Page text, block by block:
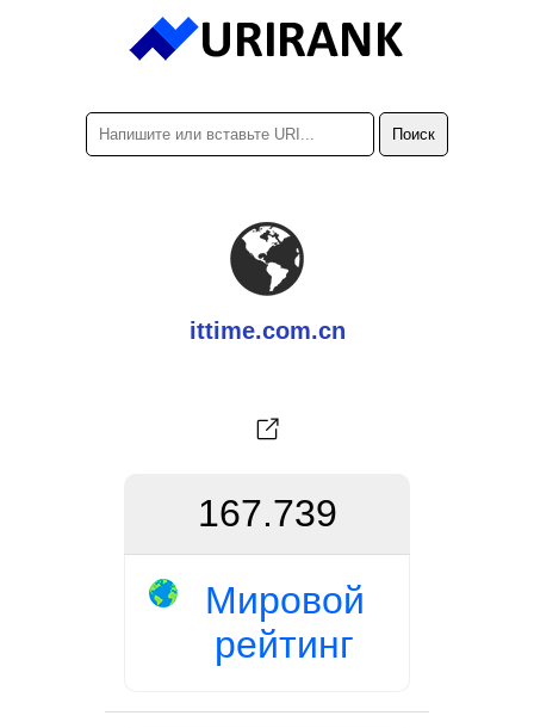
ittime.com.cn
167.739
Мировой
рейтинг